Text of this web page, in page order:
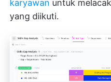
karyawan untuk
yang diikuti.